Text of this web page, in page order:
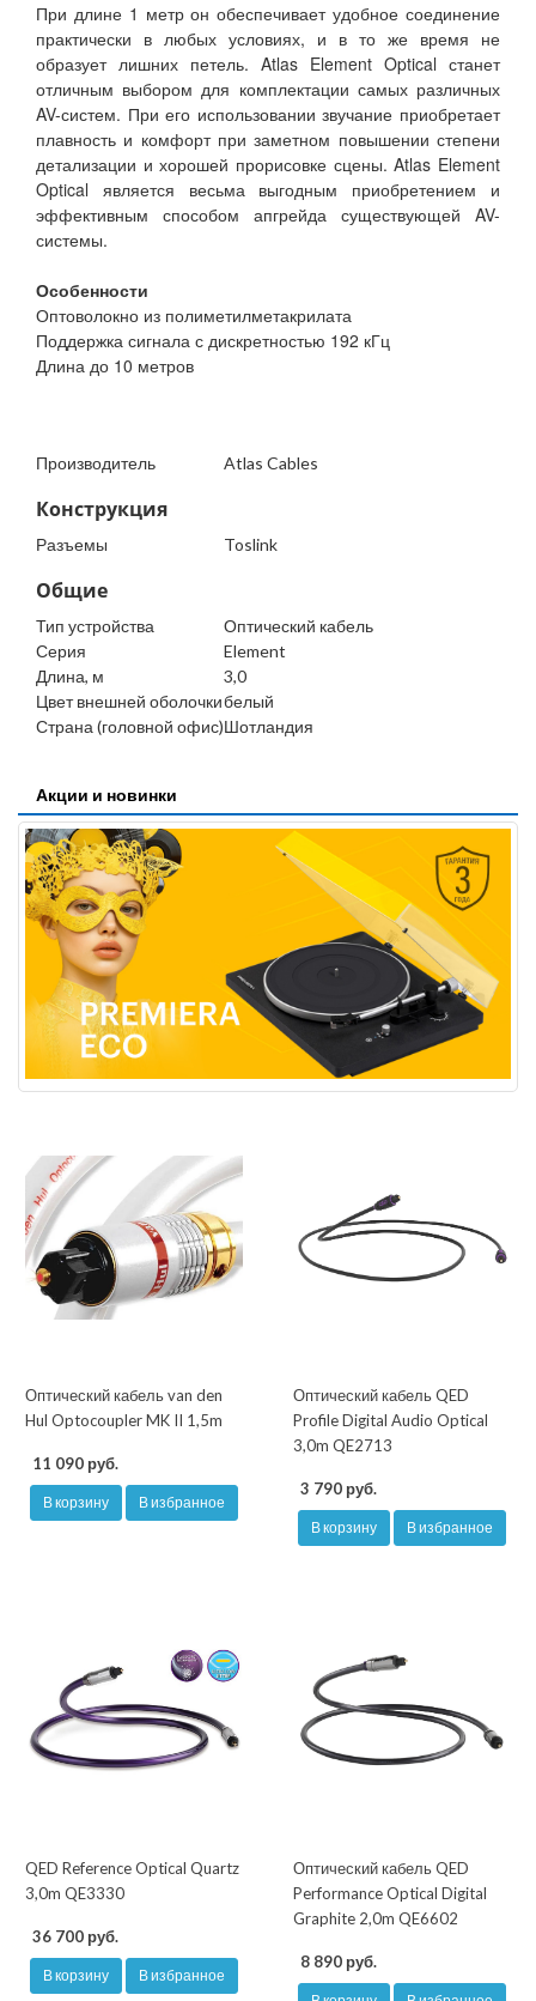
При длине 1 метр он обеспечивает удобное соединение
практически в любых условиях, и в то же время не
образует лишних петель. Atlas Element Optical станет
отличным выбором для комплектации самых различных
AV-систем. При его использовании звучание приобретает
плавность и комфорт при заметном повышении степени
детализации и хорошей прорисовке сцены. Atlas Element
Optical является весьма выгодным приобретением и
эффективным способом апгрейда существующей AV-
системы.
Особенности
Оптоволокно из полиметилметакрилата
Поддержка сигнала с дискретностью 192 кГц
Длина до 10 метров
Производитель Atlas Cables
Конструкция
Разъемы Toslink
Общие
Тип устройства
Оптический кабель
Серия
Element
Длина, м
3,0
Цвет внешней оболочкибелый
Страна (головной офис)Шотландия
Акции и новинки
Оптический кабель van den
Hul Optocoupler MK II 1,5m
11 090 руб.
В корзину В избранное
Оптический кабель QED
Profile Digital Audio Optical
3,0m QE2713
3 790 руб.
В корзину В избранное
QED Reference Optical Quartz
3,0m QE3330
36 700 руб.
В корзину В избранное
Оптический кабель QED
Performance Optical Digital
Graphite 2,0m QE6602
8 890 руб.